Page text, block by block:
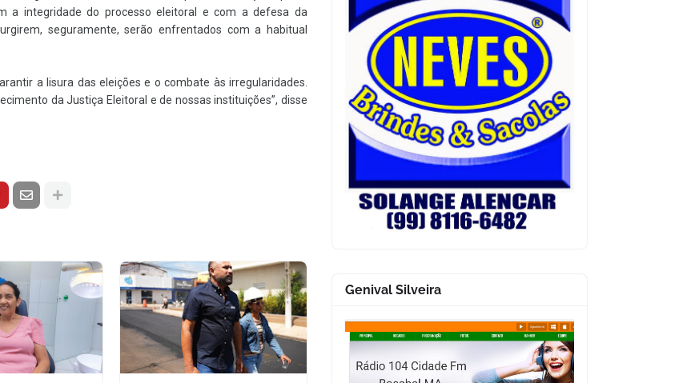
a integridade do processo eleitoral e com a defesa da
seguramente, serão enfrentados com a habitual
a lisura das eleições e o combate às irregularidades.
da Justiça Eleitoral e de nossas instituições”, disse
Genival Silveira